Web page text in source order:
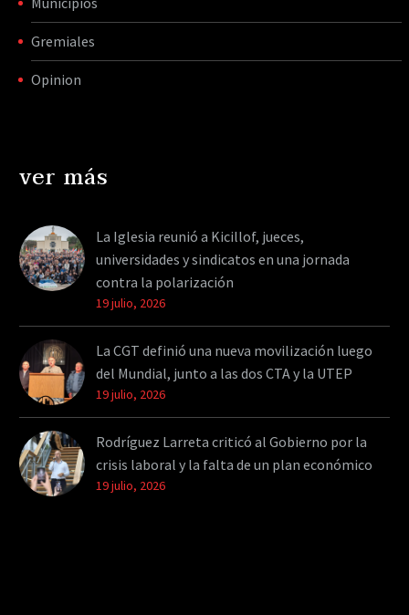
Gremiales
Opinion
ver más
La Iglesia reunió a Kicillof, jueces,
universidades y sindicatos en una jornada
contra la polarización
19 julio, 2026
La CGT definió una nueva movilización luego
del Mundial, junto a las dos CTA y la UTEP
19 julio, 2026
Rodríguez Larreta criticó al Gobierno por la
crisis laboral y la falta de un plan económico
19 julio, 2026